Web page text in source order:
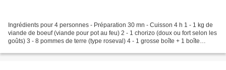
Ingrédients pour 4 personnes - Préparation 30 mn - Cuisson 4 h 1 - 1 kg de
viande de boeuf (viande pour pot au feu) 2 - 1 chorizo (doux ou fort selon les
goûts) 3 - 8 pommes de terre (type roseval) 4 - 1 grosse boîte + 1 boîte